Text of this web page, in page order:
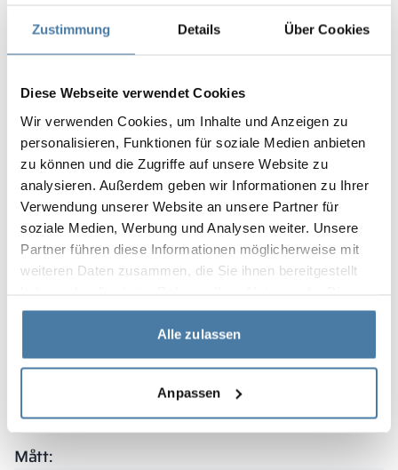
Zustimmung Details Über Cookies
Diese Webseite verwendet Cookies
Wir verwenden Cookies, um Inhalte und Anzeigen zu
personalisieren, Funktionen für soziale Medien anbieten
zu können und die Zugriffe auf unsere Website zu
analysieren. Außerdem geben wir Informationen zu Ihrer
Verwendung unserer Website an unsere Partner für
soziale Medien, Werbung und Analysen weiter. Unsere
Partner führen diese Informationen möglicherweise mit
weiteren Daten zusammen, die Sie ihnen bereitgestellt
gesammelt haben.
Alle zulassen
Anpassen
låshandtag av aluminium och polyamid, möjlighet till
nödöppning - 1 stycke
Garanti
Våra skåp omfattas av garanti och tillverkas i Polen av
material av högsta kvalitet. Tack vare detta
kännetecknas de av exceptionell hållbarhet och
bearbetning och omsorg om varje detalj gör dem till ett
utmärkt val för krävande miljöer.
Sammenfatning
Mått: